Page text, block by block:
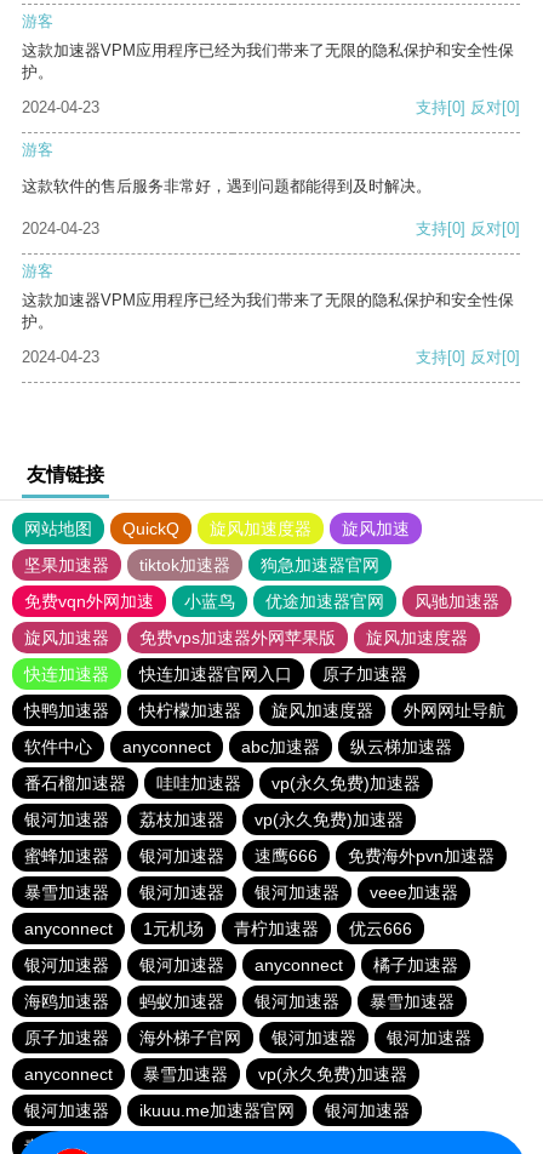
游客
这款加速器VPM应用程序已经为我们带来了无限的隐私保护和安全性保
护。
2024-04-23
支持[0] 反对[0]
游客
这款软件的售后服务非常好，遇到问题都能得到及时解决。
2024-04-23 支持[0] 反对[0]
游客
这款加速器VPM应用程序已经为我们带来了无限的隐私保护和安全性保
护。
2024-04-23
支持[0] 反对[0]
友情链接
网站地图 QuickQ 旋风加速度器
旋风加速
坚果加速器
tiktok加速器
狗急加速器官网
免费vqn外网加速
小蓝鸟 优途加速器官网
风驰加速器
旋风加速器
免费vps加速器外网苹果版
旋风加速度器
快连加速器
快连加速器官网入口
原子加速器
快鸭加速器
快柠檬加速器 旋风加速度器
外网网址导航
软件中心
anyconnect abc加速器
纵云梯加速器
番石榴加速器
哇哇加速器
vp(永久免费)加速器
银河加速器
荔枝加速器
vp(永久免费)加速器
蜜蜂加速器
银河加速器 速鹰666
免费海外pvn加速器
暴雪加速器
银河加速器 银河加速器
veee加速器
anyconnect
1元机场 青柠加速器
优云666
银河加速器
银河加速器 anyconnect
橘子加速器
海鸥加速器
蚂蚁加速器 银河加速器
暴雪加速器
原子加速器
海外梯子官网 银河加速器
银河加速器
anyconnect
暴雪加速器
vp(永久免费)加速器
银河加速器
ikuuu.me加速器官网
银河加速器
青柠加速器